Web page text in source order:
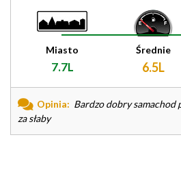
Miasto
7.7L
Średnie
6.5L
Opinia: Bardzo dobry samachod
za słaby